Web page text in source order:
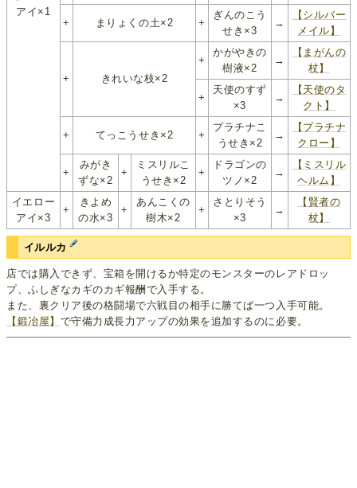
アイ×1
+
まりょくの土×2 +
ぎんのこう
せき×3
→
【シルバー
メイル】
+ きれいな枝×2
+
かがやきの
樹液×2
→
【まがんの
杖】
+
天使のすず
×3
→
【天使のタ
クト】
+ てっこうせき×2 +
プラチナこ
うせき×2
→
【プラチナ
クロー】
+
みがき
ずな×2
+
ミスリルこ
うせき×2
+
ドラゴンの
ツノ×2
→
【ミスリル
ヘルム】
イエロー
アイ×3
+
きよめ
の水×3
+
あんこくの
樹木×2
+
さとりそう
×3
→
【賢者の
杖】
イルルカ
店では購入できず、宝箱を開けるか特定のモンスターのレアドロッ
プ、ふしぎなカギのカギ報酬で入手する。
また、裏クリア後の格闘場で六戦目の相手に勝てば一つ入手可能。
【鍛冶屋】 で守備力成長力アップの効果を追加するのに必要。